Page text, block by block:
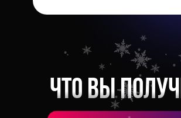
Что вы